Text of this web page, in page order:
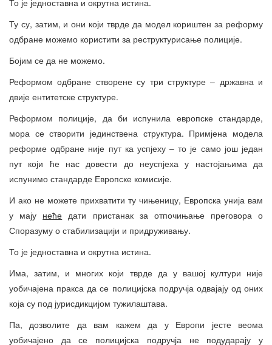
Ту су, затим, и они који тврде да модел кориштен за реформу
одбране можемо користити за реструктурисање полиције.
Бојим се да не можемо.
Реформом одбране створене су три структуре – државна и
двије ентитетске структуре.
Реформом полиције, да би испунила европске стандарде,
мора се створити јединствена структура. Примјена модела
реформе одбране није пут ка успјеху – то је само још један
пут који ће нас довести до неуспјеха у настојањима да
испунимо стандарде Европске комисије.
И ако не можете прихватити ту чињеницу, Европска унија вам
у мају неће дати пристанак за отпочињање преговора о
Споразуму о стабилизацији и придруживању.
То је једноставна и окрутна истина.
Има, затим, и многих који тврде да у вашој култури није
уобичајена пракса да се полицијска подручја одвајају од оних
која су под јурисдикцијом тужилаштава.
Па, дозволите да вам кажем да у Европи јесте веома
уобичајено да се полицијска подручја не подударају у